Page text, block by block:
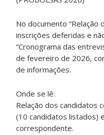
No documento “Relação
inscrições deferidas e
“Cronograma das
de fevereiro de 2026,
de informações.
Onde se lê:
Relação dos candidatos
(10 candidatos listados)
correspondente.